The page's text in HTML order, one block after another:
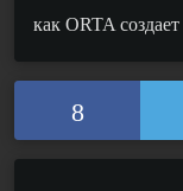
как ORTA создает